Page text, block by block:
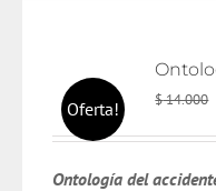
Oferta! $14.000
Ontología del